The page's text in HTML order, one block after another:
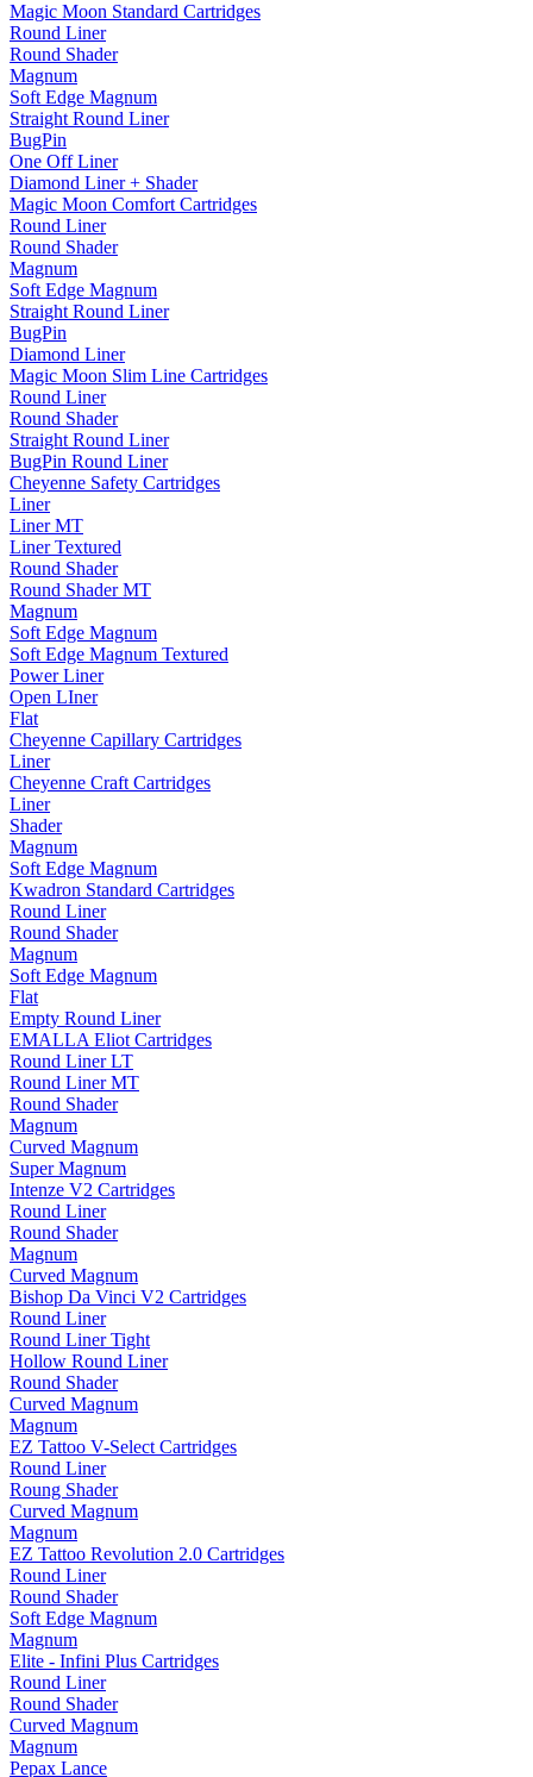
Magic Moon Standard Cartridges
Round Liner
Round Shader
Magnum
Soft Edge Magnum
Straight Round Liner
BugPin
One Off Liner
Diamond Liner + Shader
Magic Moon Comfort Cartridges
Round Liner
Round Shader
Magnum
Soft Edge Magnum
Straight Round Liner
BugPin
Diamond Liner
Magic Moon Slim Line Cartridges
Round Liner
Round Shader
Straight Round Liner
BugPin Round Liner
Cheyenne Safety Cartridges
Liner
Liner MT
Liner Textured
Round Shader
Round Shader MT
Magnum
Soft Edge Magnum
Soft Edge Magnum Textured
Power Liner
Open LIner
Flat
Cheyenne Capillary Cartridges
Liner
Cheyenne Craft Cartridges
Liner
Shader
Magnum
Soft Edge Magnum
Kwadron Standard Cartridges
Round Liner
Round Shader
Magnum
Soft Edge Magnum
Flat
Empty Round Liner
EMALLA Eliot Cartridges
Round Liner LT
Round Liner MT
Round Shader
Magnum
Curved Magnum
Super Magnum
Intenze V2 Cartridges
Round Liner
Round Shader
Magnum
Curved Magnum
Bishop Da Vinci V2 Cartridges
Round Liner
Round Liner Tight
Hollow Round Liner
Round Shader
Curved Magnum
Magnum
EZ Tattoo V-Select Cartridges
Round Liner
Roung Shader
Curved Magnum
Magnum
EZ Tattoo Revolution 2.0 Cartridges
Round Liner
Round Shader
Soft Edge Magnum
Magnum
Elite - Infini Plus Cartridges
Round Liner
Round Shader
Curved Magnum
Magnum
Pepax Lance